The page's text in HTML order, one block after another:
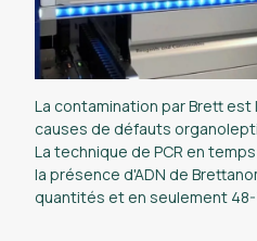
La contamination par Brett
causes de défauts
La technique de PCR en
la présence d'ADN de
quantités et en seulement